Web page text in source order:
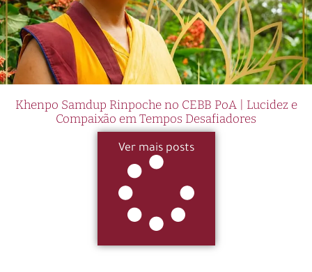
Khenpo Samdup Rinpoche no CEBB PoA | Lucidez e
Compaixão em Tempos Desafiadores
Ver mais posts